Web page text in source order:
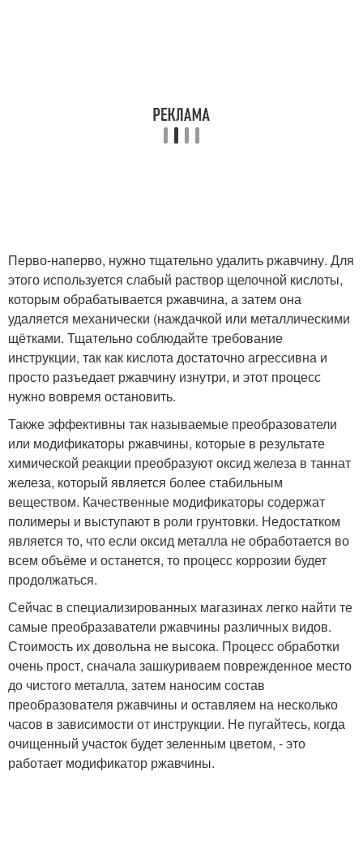
Перво-наперво, нужно тщательно удалить ржавчину. Для
этого используется слабый раствор щелочной кислоты,
которым обрабатывается ржавчина, а затем она
удаляется механически (наждачкой или металлическими
щётками. Тщательно соблюдайте требование
инструкции, так как кислота достаточно агрессивна и
просто разъедает ржавчину изнутри, и этот процесс
нужно вовремя остановить.
Также эффективны так называемые преобразователи
или модификаторы ржавчины, которые в результате
химической реакции преобразуют оксид железа в таннат
железа, который является более стабильным
веществом. Качественные модификаторы содержат
полимеры и выступают в роли грунтовки. Недостатком
является то, что если оксид металла не обработается во
всем объёме и останется, то процесс коррозии будет
продолжаться.
Сейчас в специализированных магазинах легко найти те
самые преобразаватели ржавчины различных видов.
Стоимость их довольна не высока. Процесс обработки
очень прост, сначала зашкуриваем поврежденное место
до чистого металла, затем наносим состав
преобразователя ржавчины и оставляем на несколько
часов в зависимости от инструкции. Не пугайтесь, когда
очищенный участок будет зеленным цветом, - это
работает модификатор ржавчины.